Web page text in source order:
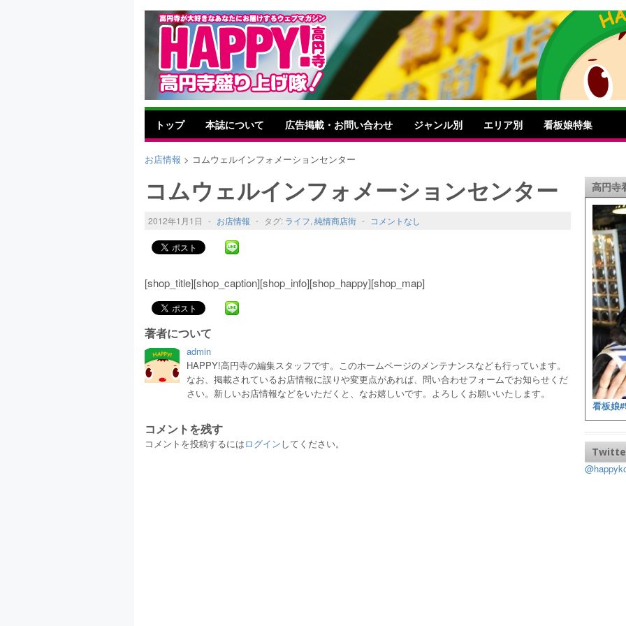
トップ 本誌について 広告掲載・お問い合わせ ジャンル別 エリア別 看板娘特集
お店情報 > コムウェルインフォメーションセンター
コムウェルインフォメーションセンター
2012年1月1日 - お店情報 - タグ: ライフ, 純情商店街 - コメントなし
[shop_title][shop_caption][shop_info][shop_happy][shop_map]
著者について
admin
HAPPY!高円寺の編集スタッフです。このホームページのメンテナンスなども行っています。
なお、掲載されているお店情報に誤りや変更点があれば、問い合わせフォームでお知らせくだ
さい。新しいお店情報などをいただくと、なお嬉しいです。よろしくお願いいたします。
コメントを残す
コメントを投稿するにはログインしてください。
高円寺
看板娘